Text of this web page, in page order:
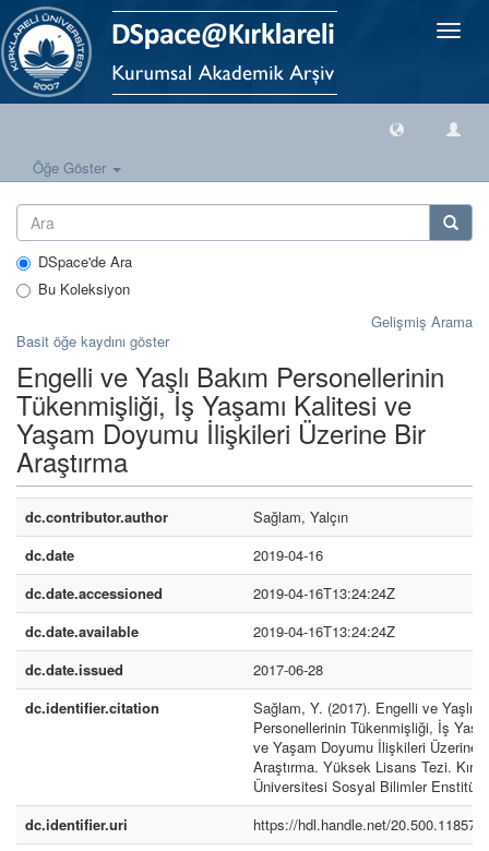
Geçiş
Öğe Göster
DSpace'de Ara
Bu Koleksiyon
Gelişmiş Arama
Basit öğe kaydını göster
Engelli ve Yaşlı Bakım Personellerinin
Tükenmişliği, İş Yaşamı Kalitesi ve
Yaşam Doyumu İlişkileri Üzerine Bir
Araştırma
dc.contributor.author
Sağlam, Yalçın
dc.date
2019-04-16
dc.date.accessioned
2019-04-16T13:24:24Z
dc.date.available
2019-04-16T13:24:24Z
dc.date.issued
2017-06-28
dc.identifier.citation
Sağlam, Y. (2017). Engelli ve Yaşlı
Personellerinin Tükenmişliği, İş
ve Yaşam Doyumu İlişkileri Üzerine
Araştırma. Yüksek Lisans Tezi.
Üniversitesi Sosyal Bilimler
dc.identifier.uri
https://hdl.handle.net/20.500.11857/